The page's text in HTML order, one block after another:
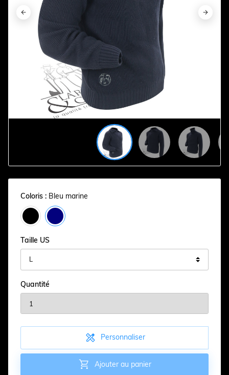
 
 
 
 
 
 
 
 
Coloris : Bleu marine
Taille US
Quantité
 Personnaliser
 Ajouter au panier